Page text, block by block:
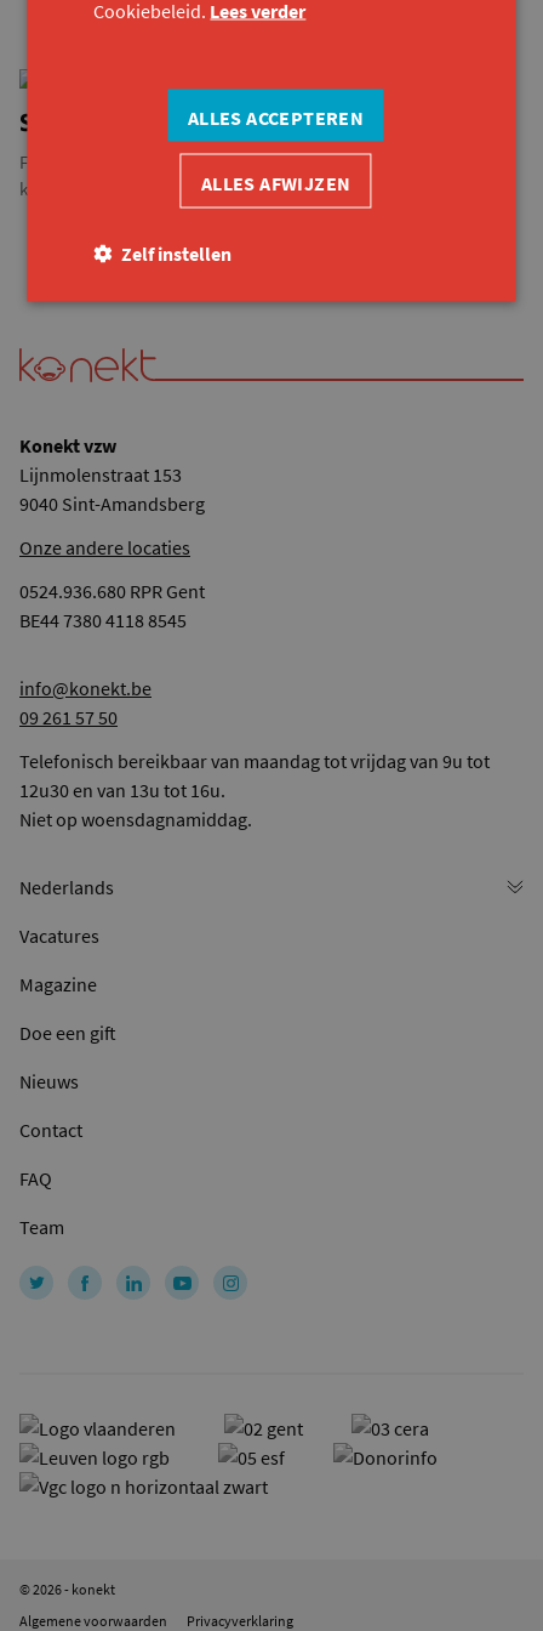
Stagiair Fondsenwerving
Fundraising is een fantastische wereld en bevindt zich op het
kruispunt van sales en samenleving. Tijdens deze stage...
Konekt vzw
Lijnmolenstraat 153
9040 Sint-Amandsberg
Onze andere locaties
0524.936.680 RPR Gent
BE44 7380 4118 8545
info@konekt.be
09 261 57 50
Telefonisch bereikbaar van maandag tot vrijdag van 9u tot
12u30 en van 13u tot 16u.
Niet op woensdagnamiddag.
Vacatures
Magazine
Doe een gift
Nieuws
Contact
FAQ
Team
© 2026 - konekt
Algemene voorwaarden
Privacyverklaring
Cookiebeleid. Lees verder
ALLES ACCEPTEREN
ALLES AFWIJZEN
Zelf instellen